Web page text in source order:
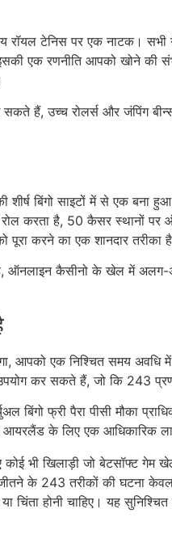
टेनिस पर एक नाटक।
एक रणनीति आपको खोने की
सकते हैं, उच्च रोलर्स और जंपिंग
बिंगो साइटों में से एक बना
करता है, 50 कैसर स्थानों पर
पूरा करने का एक शानदार
ऑनलाइन कैसीनो के खेल में
एक निश्चित समय अवधि में
कर सकते हैं, जो कि 243
फ्री पैरा पीसी मौका
आयरलैंड के लिए एक आधिकारिक
खिलाड़ी जो बेटसॉफ्ट गेम
के 243 तरीकों की घटना
होनी चाहिए। यह